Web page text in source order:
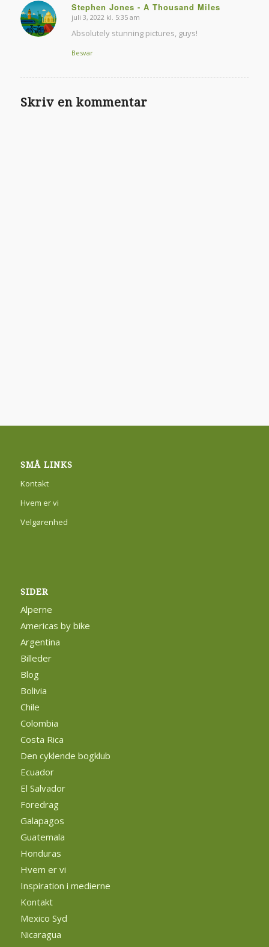
Stephen Jones - A Thousand Miles
siger:
juli 3, 2022 kl. 5:35 am
Absolutely stunning pictures, guys!
Besvar
Skriv en kommentar
SMÅ LINKS
Kontakt
Hvem er vi
Velgørenhed
SIDER
Alperne
Americas by bike
Argentina
Billeder
Blog
Bolivia
Chile
Colombia
Costa Rica
Den cyklende bogklub
Ecuador
El Salvador
Foredrag
Galapagos
Guatemala
Honduras
Hvem er vi
Inspiration i medierne
Kontakt
Mexico Syd
Nicaragua